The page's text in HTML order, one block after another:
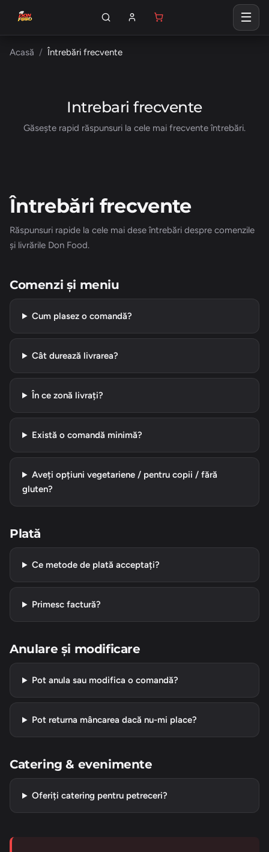
Acasă Întrebări frecvente
Intrebari frecvente
Găsește rapid răspunsuri la cele mai frecvente întrebări.
Întrebări frecvente
Răspunsuri rapide la cele mai dese întrebări despre comenzile
și livrările Don Food.
Comenzi și meniu
Cum plasez o comandă?
Cât durează livrarea?
În ce zonă livrați?
Există o comandă minimă?
Aveți opțiuni vegetariene / pentru copii / fără
gluten?
Plată
Ce metode de plată acceptați?
Primesc factură?
Anulare și modificare
Pot anula sau modifica o comandă?
Pot returna mâncarea dacă nu-mi place?
Catering & evenimente
Oferiți catering pentru petreceri?